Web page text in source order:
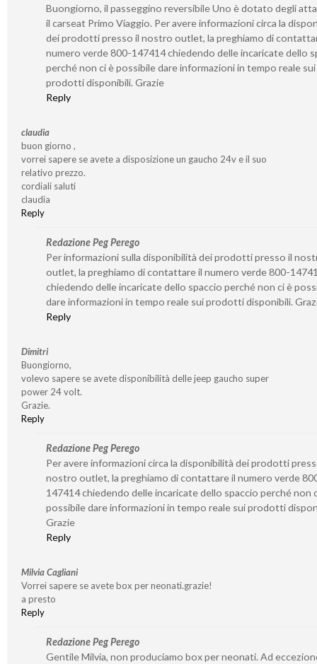
Buongiorno, il passeggino reversibile Uno è dotato degli
il carseat Primo Viaggio. Per avere informazioni circa la
dei prodotti presso il nostro outlet, la preghiamo di
numero verde 800-147414 chiedendo delle incaricate dello
perché non ci è possibile dare informazioni in tempo reale sui
prodotti disponibili. Grazie
Reply
claudia
buon giorno ,
vorrei sapere se avete a disposizione un gaucho 24v e il suo
relativo prezzo.
cordiali saluti
claudia
Reply
Redazione Peg Perego
Per informazioni sulla disponibilità dei prodotti presso il
outlet, la preghiamo di contattare il numero verde 800-
chiedendo delle incaricate dello spaccio perché non ci è
dare informazioni in tempo reale sui prodotti disponibili.
Reply
Dimitri
Buongiorno,
volevo sapere se avete disponibilità delle jeep gaucho super
power 24 volt.
Grazie.
Reply
Redazione Peg Perego
Per avere informazioni circa la disponibilità dei prodotti
nostro outlet, la preghiamo di contattare il numero verde
147414 chiedendo delle incaricate dello spaccio perché non
possibile dare informazioni in tempo reale sui prodotti
Grazie
Reply
Milvia Cagliani
Vorrei sapere se avete box per neonati.grazie!
a presto
Reply
Redazione Peg Perego
Gentile Milvia, non produciamo box per neonati. Ad